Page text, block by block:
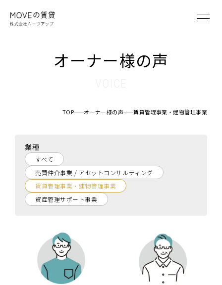
MOVEの賃貸とは
賃貸管理システム
ブログ
入居者様へ
仲介業者様へ
お問い合わせ
0120-861-955
営業時間：10:00〜18:00
（定休日：毎週水曜日、第1・3火曜日 ）
オーナー様の声
TOP オーナー様の声 賃貸管理事業・建物管理事業
業種
すべて
売買仲介事業 / アセットコンサルティング
賃貸管理事業・建物管理事業
資産管理サポート事業